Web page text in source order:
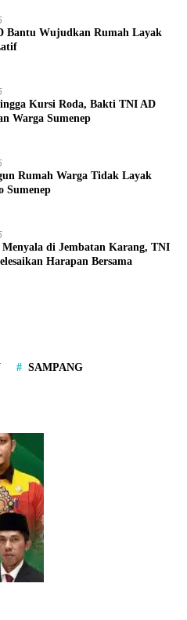
Bantu Wujudkan Rumah Layak
Kursi Roda, Bakti TNI AD
Warga Sumenep
Rumah Warga Tidak Layak
Sumenep
di Jembatan Karang, TNI
Harapan Bersama
SAMPANG